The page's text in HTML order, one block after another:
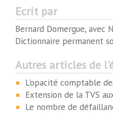
Ecrit par
Bernard Domergue, avec
Dictionnaire permanent
Autres articles de
L'opacité comptable
Extension de la TVS
Le nombre de